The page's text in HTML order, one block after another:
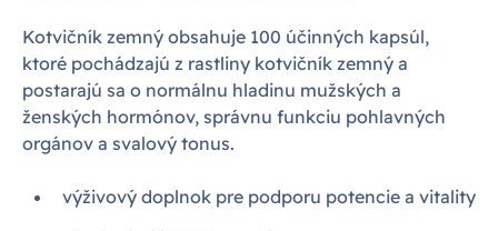
Kotvičník zemný obsahuje 100 účinných kapsúl,
ktoré pochádzajú z rastliny kotvičník zemný a
postarajú sa o normálnu hladinu mužských a
ženských hormónov, správnu funkciu pohlavných
orgánov a svalový tonus.
výživový doplnok pre podporu potencie a vitality